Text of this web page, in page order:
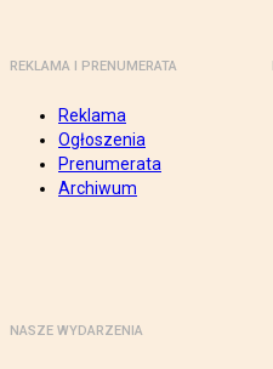
REKLAMA I PRENUMERATA
Reklama
Ogłoszenia
Prenumerata
Archiwum
NASZE WYDARZENIA